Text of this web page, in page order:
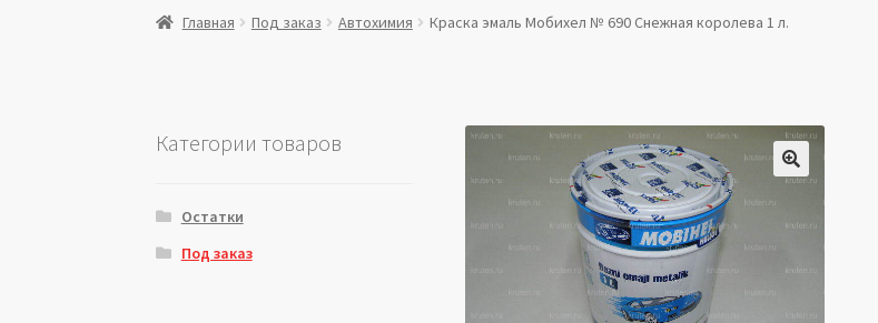
Главная Витрина Мой аккаунт Политика в отношении обработки персональных данных
Главная Под заказ Автохимия Краска эмаль Мобихел № 690 Снежная королева 1 л.
🔍
Категории товаров
Остатки
Под заказ